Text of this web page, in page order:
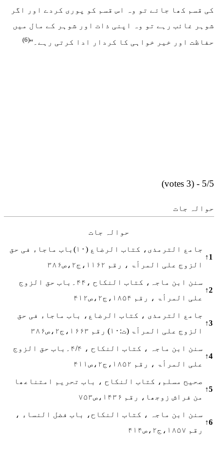
کی قسم کھا جائے تو وہ اس قسم کو پوری کردے اور اگر
شوہر غائب رہے تو وہ اپنی ذات اور شوہر کے مال میں
حفاظت اور خیر خواہی کا کردار ادا کرتی رہے۔“(6)
5/5 - (3 votes)
حوالہ جات
حوالہ جات
1
↑
جامع الترمذی، کتاب الرضاع (۱۰)باب ماجاء فی حق
الزوج علی المرأۃ ، رقم ۱۱۶۲،ج۲،ص۳۸۶
2
↑
سنن ابن ماجہ، کتاب النکاح ،۴۴۔باب حق الزوج
علی المرأۃ ، رقم ۱۸۵۴،ج۲،ص۴۱۲
3
↑
جامع الترمذی ، کتاب الرضاع، باب ماجاء فی حق
الزوج علی المرأۃ (ت:۱۰) رقم ۱۶۶۳،ج۲،ص۳۸۶
4
↑
سنن ابن ماجہ ، کتاب النکاح ، ۴/۴۔باب حق الزوج
علی المرأۃ ، رقم ۱۸۵۲،ج۲،ص۴۱۱
5
↑
صحیح مسلم، کتاب النکاح ، باب تحریم امتناعھا
من فراش زوجھا، رقم ۱۴۳۶،ص۷۵۳
6
↑
سنن ابن ماجہ ، کتاب النکاح، باب فضل النساء ،
رقم ۱۸۵۷،ج۲،ص۴۱۴